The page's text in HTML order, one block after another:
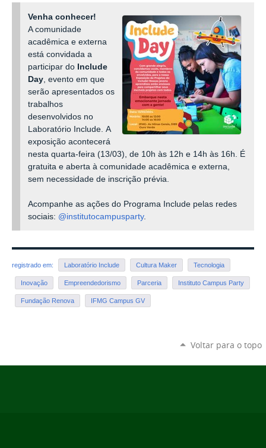
Venha conhecer!
A comunidade
acadêmica e externa
está convidada a
participar do Include
Day , evento em que
serão apresentados os
trabalhos
desenvolvidos no
Laboratório Include. A
exposição acontecerá
nesta quarta-feira (13/03), de 10h às 12h e 14h às 16h. É
gratuita e aberta à comunidade acadêmica e externa,
sem necessidade de inscrição prévia.
Acompanhe as ações do Programa Include pelas redes
sociais: @institutocampusparty.
registrado em: Laboratório Include Cultura Maker Tecnologia
Inovação Empreendedorismo Parceria Instituto Campus Party
Fundação Renova IFMG Campus GV
Voltar para o topo